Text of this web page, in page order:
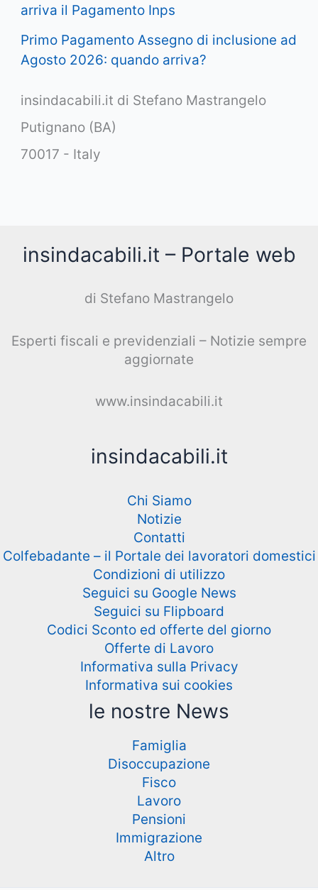
arriva il Pagamento Inps
Primo Pagamento Assegno di inclusione ad
Agosto 2026: quando arriva?
insindacabili.it di Stefano Mastrangelo
Putignano (BA)
70017 - Italy
insindacabili.it – Portale web
di Stefano Mastrangelo
Esperti fiscali e previdenziali – Notizie sempre
aggiornate
www.insindacabili.it
insindacabili.it
Chi Siamo
Notizie
Contatti
Colfebadante – il Portale dei lavoratori domestici
Condizioni di utilizzo
Seguici su Google News
Seguici su Flipboard
Codici Sconto ed offerte del giorno
Offerte di Lavoro
Informativa sulla Privacy
Informativa sui cookies
le nostre News
Famiglia
Disoccupazione
Fisco
Lavoro
Pensioni
Immigrazione
Altro